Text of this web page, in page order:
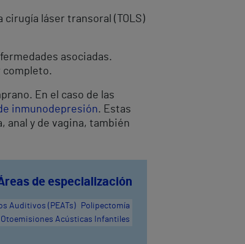
láser transoral (TOLS)
asociadas.
completo.
En el caso de las
inmunodepresión. Estas
anal y de vagina, también
de especialización
Otoemisiones Acústicas Infantiles
Auditivos (PEATs) Polipectomía